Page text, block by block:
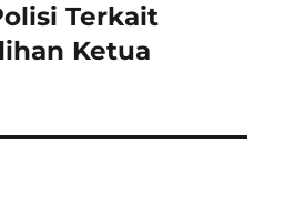
Terkait
Ketua